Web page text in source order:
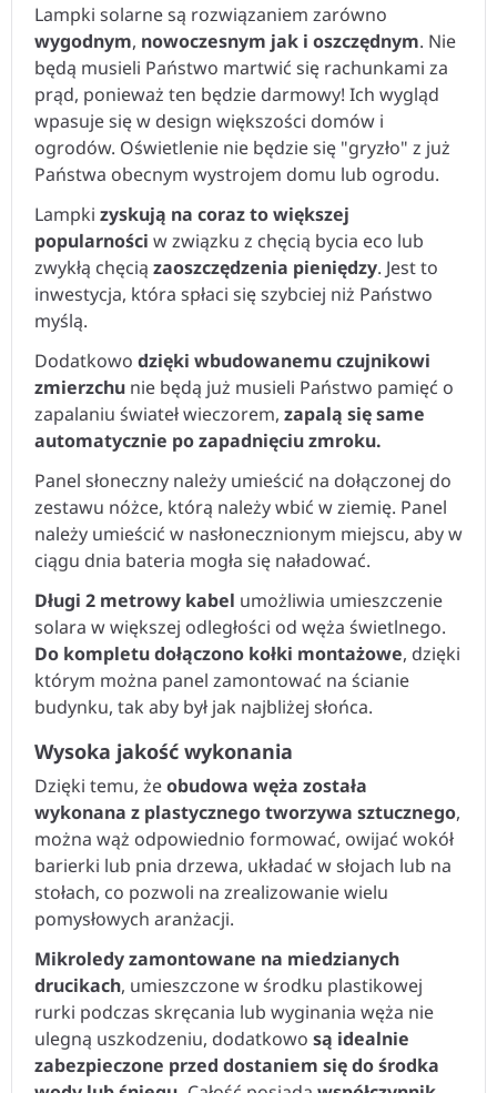
Lampki solarne są rozwiązaniem zarówno
wygodnym, nowoczesnym jak i oszczędnym. Nie
będą musieli Państwo martwić się rachunkami za
prąd, ponieważ ten będzie darmowy! Ich wygląd
wpasuje się w design większości domów i
ogrodów. Oświetlenie nie będzie się "gryzło" z już
Państwa obecnym wystrojem domu lub ogrodu.
Lampki zyskują na coraz to większej
popularności w związku z chęcią bycia eco lub
zwykłą chęcią zaoszczędzenia pieniędzy. Jest to
inwestycja, która spłaci się szybciej niż Państwo
myślą.
Dodatkowo dzięki wbudowanemu czujnikowi
zmierzchu nie będą już musieli Państwo pamięć o
zapalaniu świateł wieczorem, zapalą się same
automatycznie po zapadnięciu zmroku.
Panel słoneczny należy umieścić na dołączonej do
zestawu nóżce, którą należy wbić w ziemię. Panel
należy umieścić w nasłonecznionym miejscu, aby w
ciągu dnia bateria mogła się naładować.
Długi 2 metrowy kabel umożliwia umieszczenie
solara w większej odległości od węża świetlnego.
Do kompletu dołączono kołki montażowe, dzięki
którym można panel zamontować na ścianie
budynku, tak aby był jak najbliżej słońca.
Wysoka jakość wykonania
Dzięki temu, żeobudowa węża została
wykonana z plastycznego tworzywa sztucznego,
można wąż odpowiednio formować, owijać wokół
barierki lub pnia drzewa, układać w słojach lub na
stołach, co pozwoli na zrealizowanie wielu
pomysłowych aranżacji.
Mikroledy zamontowane na miedzianych
drucikach, umieszczone w środku plastikowej
rurki podczas skręcania lub wyginania węża nie
ulegną uszkodzeniu, dodatkowo są idealnie
zabezpieczone przed dostaniem się do środka